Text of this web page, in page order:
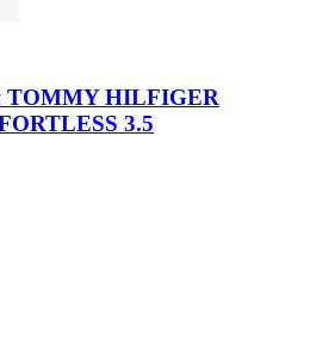
TOMMY HILFIGER
3.5